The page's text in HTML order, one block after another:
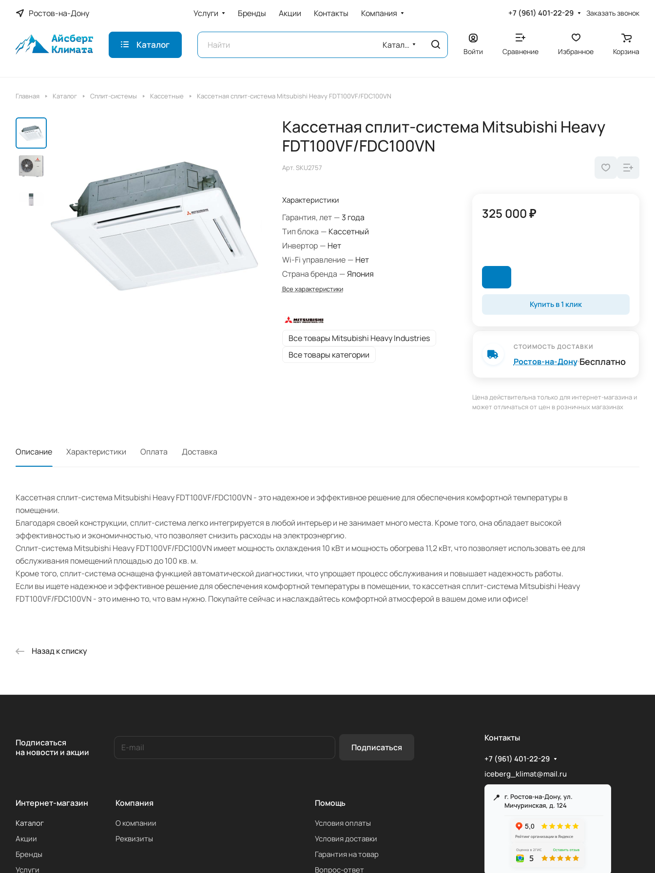
Ростов-на-Дону Услуги Бренды Акции Контакты Компания +7 (961) 401-22-29 Заказать звонок
Каталог Каталог
Войти Сравнение Избранное Корзина
Главная Каталог Сплит-системы Кассетные Кассетная сплит-система Mitsubishi Heavy FDT100VF/FDC100VN
Кассетная сплит-система Mitsubishi Heavy
FDT100VF/FDC100VN
Арт. SKU2757
Характеристики
Гарантия, лет — 3 года
Тип блока — Кассетный
Инвертор — Нет
Wi-Fi управление — Нет
Страна бренда —Япония
Все характеристики
Все товары Mitsubishi Heavy Industries
Все товары категории
325 000 ₽
Купить в 1 клик
СТОИМОСТЬ ДОСТАВКИ
Ростов-на-ДонуБесплатно
Цена действительна только для интернет-магазина и
может отличаться от цен в розничных магазинах
Описание Характеристики Оплата Доставка
Кассетная сплит-система Mitsubishi Heavy FDT100VF/FDC100VN - это надежное и эффективное решение для обеспечения комфортной температуры в
помещении.
Благодаря своей конструкции, сплит-система легко интегрируется в любой интерьер и не занимает много места. Кроме того, она обладает высокой
эффективностью и экономичностью, что позволяет снизить расходы на электроэнергию.
Сплит-система Mitsubishi Heavy FDT100VF/FDC100VN имеет мощность охлаждения 10 кВт и мощность обогрева 11,2 кВт, что позволяет использовать ее для
обслуживания помещений площадью до 100 кв. м.
Кроме того, сплит-система оснащена функцией автоматической диагностики, что упрощает процесс обслуживания и повышает надежность работы.
Если вы ищете надежное и эффективное решение для обеспечения комфортной температуры в помещении, то кассетная сплит-система Mitsubishi Heavy
FDT100VF/FDC100VN - это именно то, что вам нужно. Покупайте сейчас и наслаждайтесь комфортной атмосферой в вашем доме или офисе!
Назад к списку
Подписаться
на новости и акции
Подписаться
Интернет-магазин
Каталог
Акции
Бренды
Услуги
Компания
О компании
Реквизиты
Помощь
Условия оплаты
Условия доставки
Гарантия на товар
Вопрос-ответ
Контакты
+7 (961) 401-22-29
iceberg_klimat@mail.ru
г. Ростов-на-Дону, ул.
Мичуринская, д. 124